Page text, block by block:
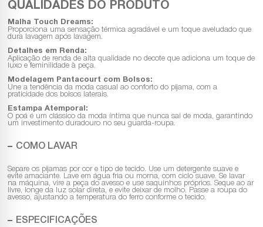
QUALIDADES DO PRODUTO
Malha Touch Dreams:
Proporciona uma sensação térmica agradável e um toque aveludado que
dura lavagem após lavagem.
Detalhes em Renda:
Aplicação de renda de alta qualidade no decote que adiciona um toque de
luxo e feminilidade à peça.
Modelagem Pantacourt com Bolsos:
Une a tendência da moda casual ao conforto do pijama, com a
praticidade dos bolsos laterais.
Estampa Atemporal:
O poá é um clássico da moda íntima que nunca sai de moda, garantindo
um investimento duradouro no seu guarda-roupa.
COMO LAVAR
Separe os pijamas por cor e tipo de tecido. Use um detergente suave e
evite amaciante. Lave em água fria ou morna, com ciclo suave. Se lavar
na máquina, vire a peça do avesso e use saquinhos próprios. Seque ao ar
livre, longe da luz solar direta, e evite deixar de molho. Passe a roupa do
avesso, ajustando a temperatura do ferro conforme o tecido.
ESPECIFICAÇÕES